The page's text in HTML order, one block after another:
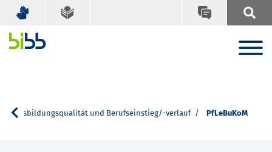
Ausbildungsqualität und Berufseinstieg/-verlauf PfLeBuKoM